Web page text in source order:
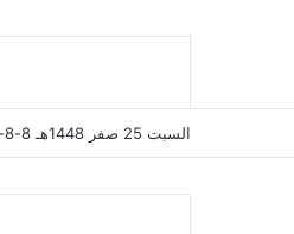
السبت 25 صفر 1448هـ 8-8-2026م